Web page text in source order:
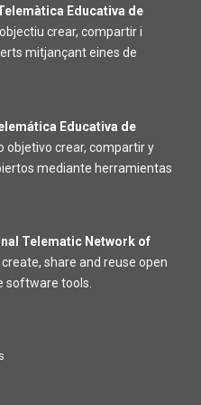
Educativa de
crear, compartir i
mitjançant eines de
Educativa de
objetivo crear, compartir y
mediante herramientas
Telematic Network of
share and reuse open
software tools.